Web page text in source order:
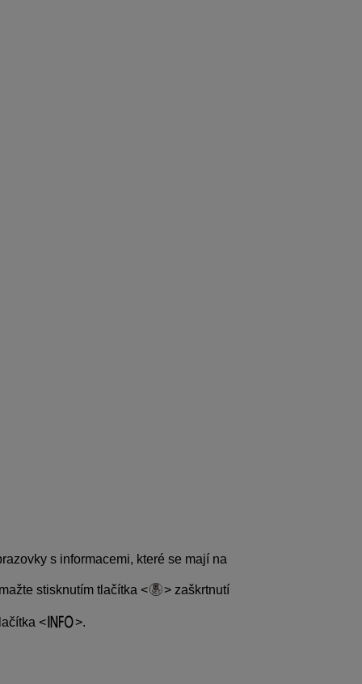
s informacemi, které se mají na
stisknutím tlačítka zaškrtnutí
.